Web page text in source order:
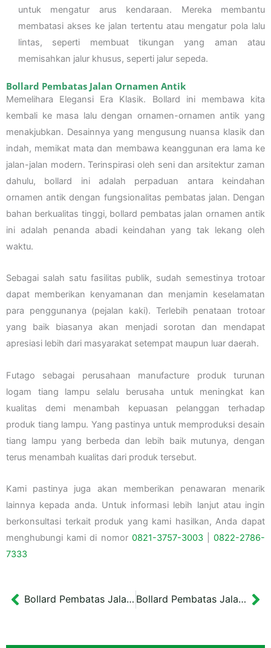
untuk mengatur arus kendaraan. Mereka membantu
membatasi akses ke jalan tertentu atau mengatur pola lalu
lintas, seperti membuat tikungan yang aman atau
memisahkan jalur khusus, seperti jalur sepeda.
Bollard Pembatas Jalan Ornamen Antik
Memelihara Elegansi Era Klasik. Bollard ini membawa kita
kembali ke masa lalu dengan ornamen-ornamen antik yang
menakjubkan. Desainnya yang mengusung nuansa klasik dan
indah, memikat mata dan membawa keanggunan era lama ke
jalan-jalan modern. Terinspirasi oleh seni dan arsitektur zaman
dahulu, bollard ini adalah perpaduan antara keindahan
ornamen antik dengan fungsionalitas pembatas jalan. Dengan
bahan berkualitas tinggi, bollard pembatas jalan ornamen antik
ini adalah penanda abadi keindahan yang tak lekang oleh
waktu.
Sebagai salah satu fasilitas publik, sudah semestinya trotoar
dapat memberikan kenyamanan dan menjamin keselamatan
para penggunanya (pejalan kaki). Terlebih penataan trotoar
yang baik biasanya akan menjadi sorotan dan mendapat
apresiasi lebih dari masyarakat setempat maupun luar daerah.
Futago sebagai perusahaan manufacture produk turunan
logam tiang lampu selalu berusaha untuk meningkat kan
kualitas demi menambah kepuasan pelanggan terhadap
produk tiang lampu. Yang pastinya untuk memproduksi desain
tiang lampu yang berbeda dan lebih baik mutunya, dengan
terus menambah kualitas dari produk tersebut.
Kami pastinya juga akan memberikan penawaran menarik
lainnya kepada anda. Untuk informasi lebih lanjut atau ingin
berkonsultasi terkait produk yang kami hasilkan, Anda dapat
menghubungi kami di nomor 0821-3757-3003|0822-2786-
7333
Prev Bollard Pembatas Jalan Garis Reflektor Kuning Bollard Pembatas Jalan Bulat Wakatobi